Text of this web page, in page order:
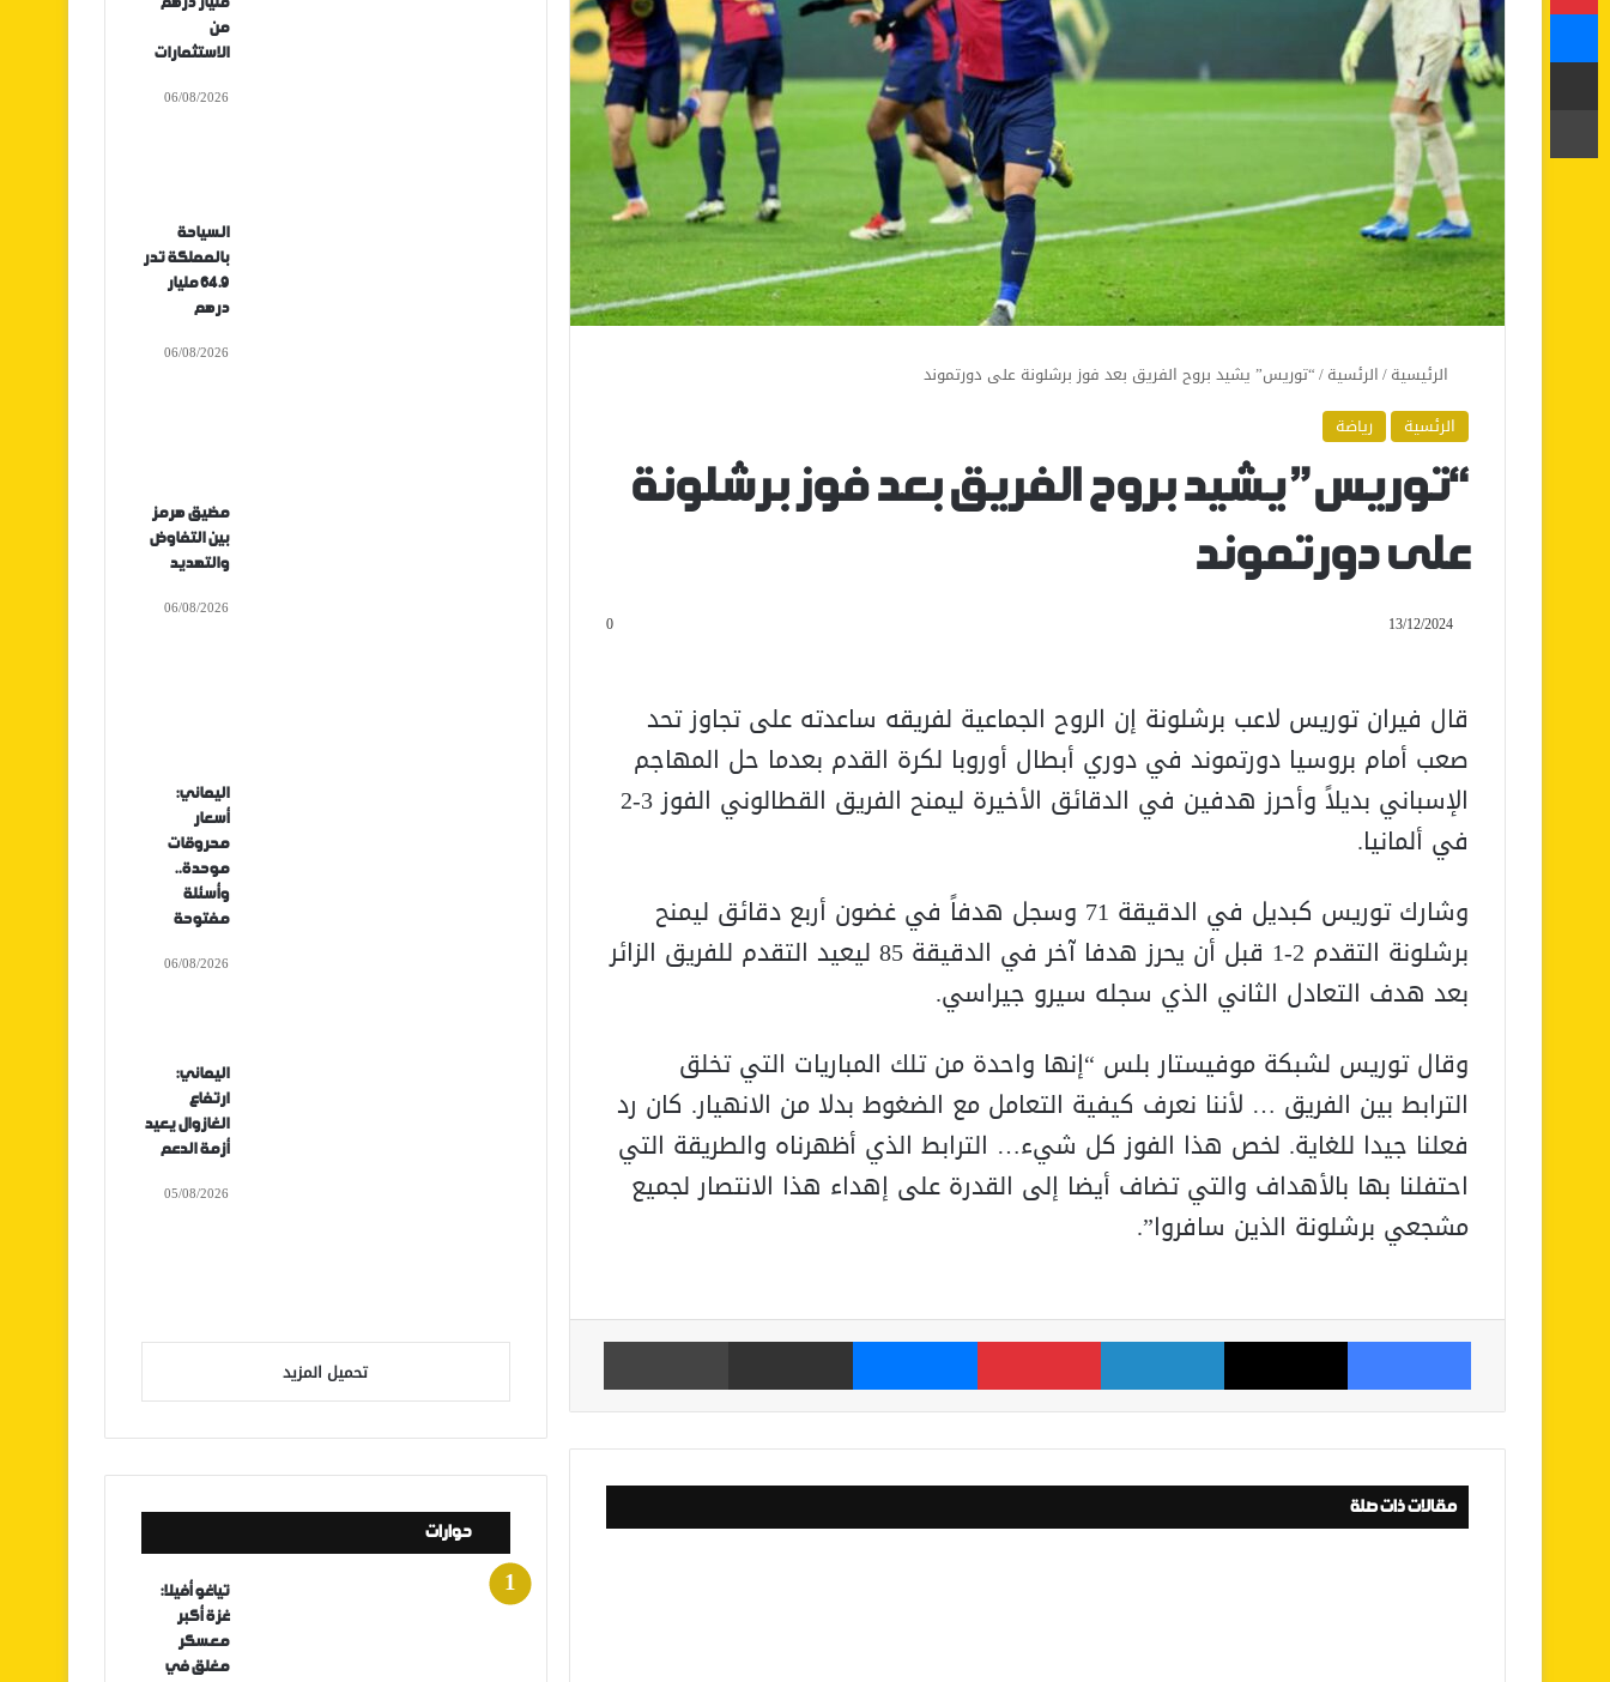
الرئيسية/الرئسية/“توريس” يشيد بروح الفريق بعد فوز برشلونة على دورتموند
الرئسية
رياضة
“توريس” يشيد بروح الفريق بعد فوز برشلونة
على دورتموند
13/12/2024
0
قال فيران توريس لاعب برشلونة إن الروح الجماعية لفريقه ساعدته على تجاوز تحد
صعب أمام بروسيا دورتموند في دوري أبطال أوروبا لكرة القدم بعدما حل المهاجم
الإسباني بديلاً وأحرز هدفين في الدقائق الأخيرة ليمنح الفريق القطالوني الفوز 3-2
في ألمانيا.
وشارك توريس كبديل في الدقيقة 71 وسجل هدفاً في غضون أربع دقائق ليمنح
برشلونة التقدم 2-‭1‬ قبل أن يحرز هدفا آخر في الدقيقة 85 ليعيد التقدم للفريق الزائر
بعد هدف التعادل الثاني الذي سجله سيرو جيراسي.
وقال توريس لشبكة موفيستار بلس “إنها واحدة من تلك المباريات التي تخلق
الترابط بين الفريق … لأننا نعرف كيفية التعامل مع الضغوط بدلا من الانهيار. كان رد
فعلنا جيدا للغاية. لخص هذا الفوز كل شيء… الترابط الذي أظهرناه والطريقة التي
احتفلنا بها بالأهداف والتي تضاف أيضا إلى القدرة على إهداء هذا الانتصار لجميع
مشجعي برشلونة الذين سافروا”.
فيسبوك ‫X لينكدإن بينتيريست ماسنجر مشاركة عبر البريد
مقالات ذات صلة
من
الاستثمارات
06/08/2026
السياحة
بالمملكة تدر
64.9 مليار
درهم
06/08/2026
مضيق هرمز
بين التفاوض
والتهديد
06/08/2026
اليماني:
أسعار
محروقات
موحدة..
وأسئلة
مفتوحة
06/08/2026
اليماني:
ارتفاع
الغازوال يعيد
أزمة الدعم
05/08/2026
تحميل المزيد
حوارات
تياغو أفيلا:
غزة أكبر
معسكر
مغلق في